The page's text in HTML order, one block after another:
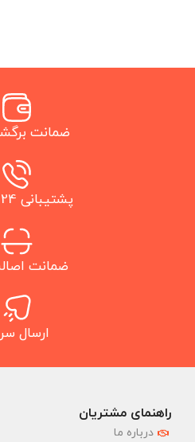
ضمانت
پشتیبانی 24 ساعته
ضمانت
ارسال
راهنمای مشتریان
درباره ما